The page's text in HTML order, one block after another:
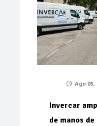
Ago 03,
Invercar
de manos